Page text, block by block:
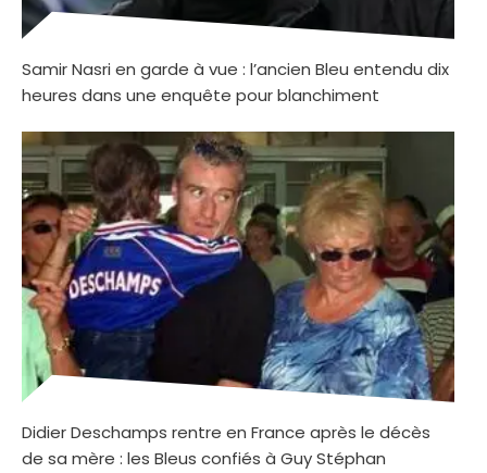
Samir Nasri en garde à vue : l’ancien Bleu entendu dix
heures dans une enquête pour blanchiment
Didier Deschamps rentre en France après le décès
de sa mère : les Bleus confiés à Guy Stéphan